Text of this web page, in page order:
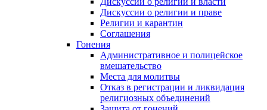
Дискуссии о религии и праве
Религии и карантин
Соглашения
Гонения
Административное и полицейское
вмешательство
Места для молитвы
Отказ в регистрации и ликвидация
религиозных объединений